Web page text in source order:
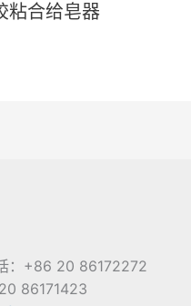
粘合给皂器
：+86 20 86172272
86171423